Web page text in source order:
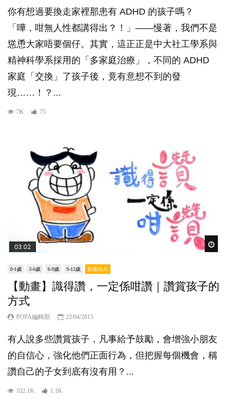
你有想過要換走家裡那患有 ADHD 的孩子嗎？
「嘩，咁無人性都講得出？！」——慢著，我們不是
慫恿大家唔要個仔。其實，這正正是中大社工學系與
精神科學系採用的「多家庭治療​」，不同的 ADHD
家庭「交換」了孩子後，竟有意想不到的發
現……！？...
7K 75
03:02
0-1歲 3-6歲 6-9歲 9-12歲 動畫短片
【動畫】識得讚，一定係咁讚｜讚賞孩子的
方式
POPA編輯部 22/04/2015
有人說多些讚賞孩子，凡事給予鼓勵，會增強小朋友
的自信心，強化他們正面行為，但把握每個機會，稱
讚自己的子女到底有沒有用？...
102.1K 1.1K